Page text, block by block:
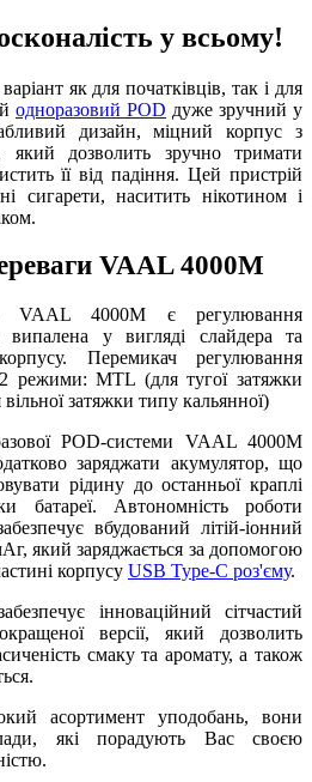
у всьому!
як для початківців, так і для
одноразовий POD дуже зручний у
дизайн, міцний корпус з
який дозволить зручно тримати
її від падіння. Цей пристрій
сигарети, наситить нікотином і
VAAL 4000M
VAAL 4000M є регулювання
випалена у вигляді слайдера та
Перемикач регулювання
режими: MTL (для тугої затяжки
затяжки типу кальянної)
POD-системи VAAL 4000M
заряджати акумулятор, що
рідину до останньої краплі
батареї. Автономність роботи
вбудований літій-іонний
який заряджається за допомогою
корпусу USB Type-C роз'єму.
інноваційний сітчастий
версії, який дозволить
смаку та аромату, а також
асортимент уподобань, вони
які порадують Вас своєю